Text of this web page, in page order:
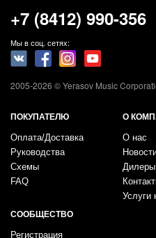
+7 (8412) 990-356
Мы в соц. сетях:
2005-2026 © Yerasov Music
ПОКУПАТЕЛЮ
Оплата/Доставка
Руководства
Схемы
FAQ
О
О нас
Дилеры
Услуги
СООБЩЕСТВО
Регистрация